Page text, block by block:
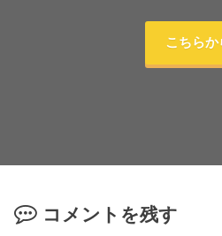
こちらか
コメントを残す